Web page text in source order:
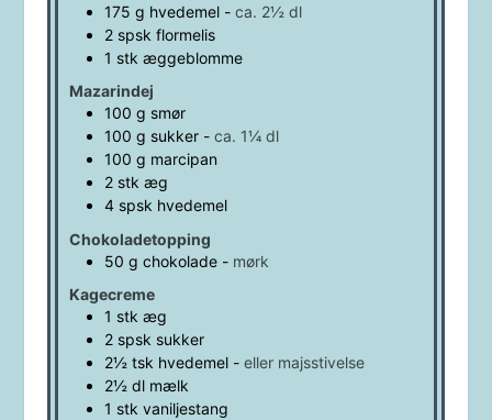
175 g hvedemel- ca. 2½ dl
2 spsk flormelis
1 stk æggeblomme
Mazarindej
100 g smør
100 g sukker- ca. 1¼ dl
100 g marcipan
2 stk æg
4 spsk hvedemel
Chokoladetopping
50 g chokolade- mørk
Kagecreme
1 stk æg
2 spsk sukker
2½ tsk hvedemel- eller majsstivelse
2½ dl mælk
1 stk vaniljestang